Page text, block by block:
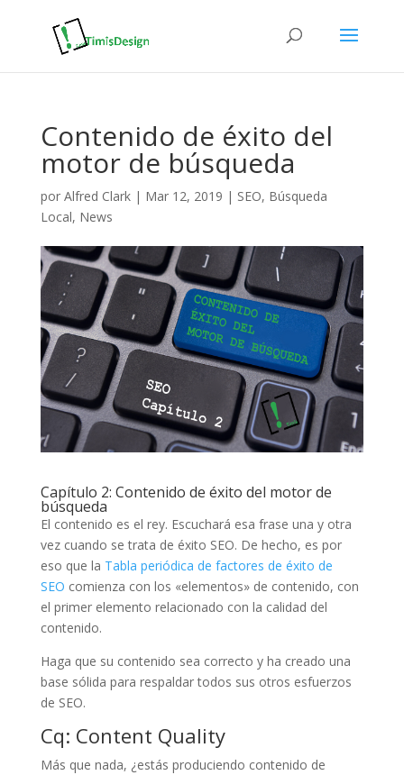
Contenido de éxito del
motor de búsqueda
por Alfred Clark| Mar 12, 2019 | SEO, Búsqueda
Local, News
Capítulo 2: Contenido de éxito del motor de
búsqueda
El contenido es el rey. Escuchará esa frase una y otra
vez cuando se trata de éxito SEO. De hecho, es por
eso que la Tabla periódica de factores de éxito de
SEO comienza con los «elementos» de contenido, con
el primer elemento relacionado con la calidad del
contenido.
Haga que su contenido sea correcto y ha creado una
base sólida para respaldar todos sus otros esfuerzos
de SEO.
Cq: Content Quality
Más que nada, ¿estás produciendo contenido de